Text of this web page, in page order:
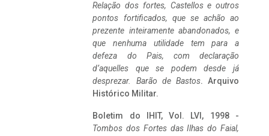
Relação dos fortes, Castellos e outros
pontos fortificados, que se achão ao
prezente inteiramente abandonados, e
que nenhuma utilidade tem para a
defeza do Pais, com declaração
d’aquelles que se podem desde já
desprezar. Barão de Bastos. Arquivo
Histórico Militar.
Boletim do IHIT, Vol. LVI, 1998 -
Tombos dos Fortes das Ilhas do Faial,